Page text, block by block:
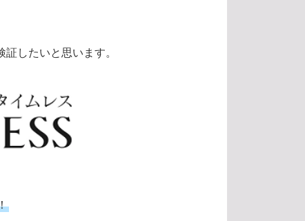
したいと思います。